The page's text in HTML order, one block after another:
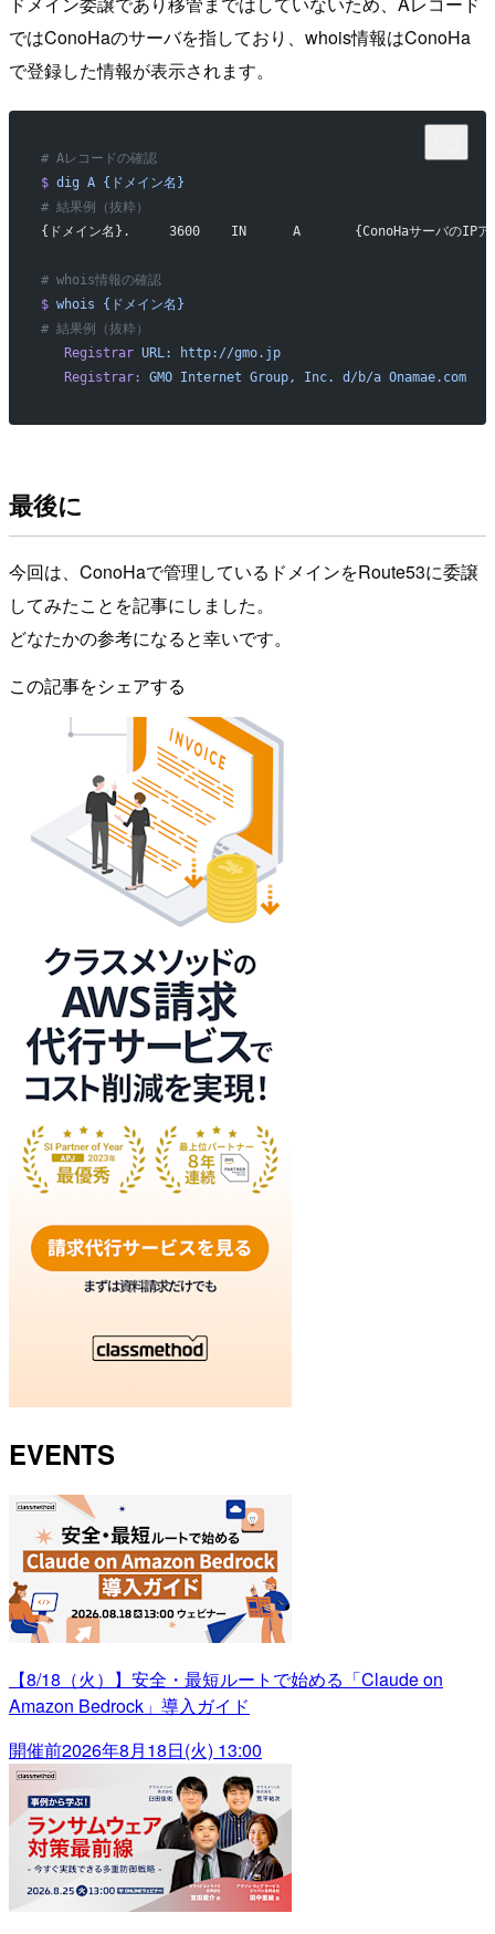
ではConoHaのサーバを指しており、whois情報はConoHa
で登録した情報が表示されます。
# Aレコードの確認
$ dig A {ドメイン名}
# 結果例（抜粋）
{ドメイン名}.     3600    IN      A       {ConoHaサーバのIPア
# whois情報の確認
$ whois {ドメイン名}
# 結果例（抜粋）
   Registrar
URL:
http://gmo.jp
   Registrar:
GMO Internet Group, Inc. d/b/a Onamae.com
最後に
今回は、ConoHaで管理しているドメインをRoute53に委譲
してみたことを記事にしました。
どなたかの参考になると幸いです。
この記事をシェアする
EVENTS
【8/18（火）】安全・最短ルートで始める「Claude on
Amazon Bedrock」導入ガイド
開催前2026年8月18日(火) 13:00